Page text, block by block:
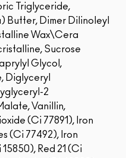
Triglyceride,
Butter, Dimer Dilinoleyl
Wax\Cera
Sucrose
Glycol,
Diglyceryl
2
Vanillin,
(Ci 77891), Iron
(Ci 77492), Iron
Red 21 (Ci